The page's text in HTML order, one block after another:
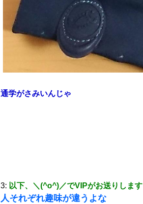
通学がさみいんじゃ
3: 以下、＼(^o^)／でVIPがお送りします
人それぞれ趣味が違うよな